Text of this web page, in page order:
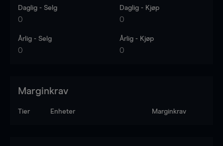
Daglig - Selg
0
Daglig - Kjøp
0
Årlig - Selg
0
Årlig - Kjøp
0
Marginkrav
Tier Enheter Marginkrav